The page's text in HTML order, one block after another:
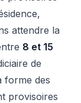
attendre la
8 et 15
de
forme des
provisoires